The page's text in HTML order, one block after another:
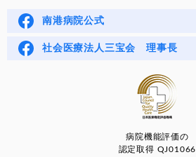
南港病院公式
社会医療法人三宝会 理事長
病院機能評価の
認定取得 QJ01066